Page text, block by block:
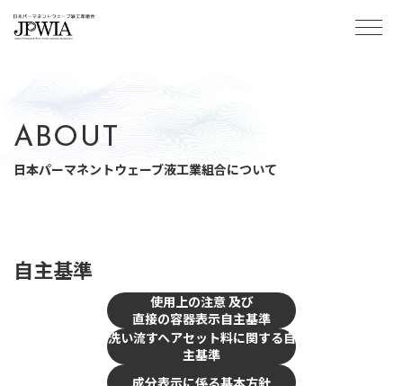
パーマについて
お知らせ
会員ページ
ABOUT
日本パーマネントウェーブ液工業組合について
自主基準
使用上の注意 及び
直接の容器表示自主基準
洗い流すヘアセット料に関する自
主基準
成分表示に係る基本方針